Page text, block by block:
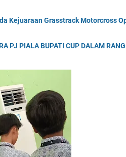
Kejuaraan Grasstrack Motorcross
PJ PIALA BUPATI CUP DALAM